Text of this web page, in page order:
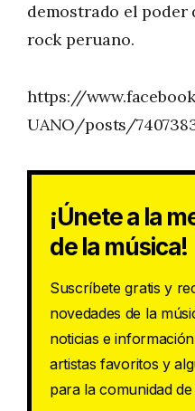
demostrado el poder
rock peruano.
https://
UANO/posts/
¡Únete a la
de la música!
Suscríbete gratis y
novedades de la
noticias e
artistas favoritos y
para la comunidad